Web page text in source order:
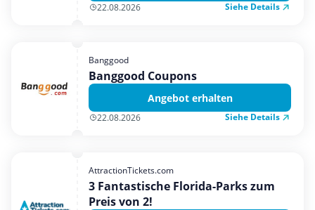
22.08.2026 Siehe Details
Banggood
Banggood Coupons
Angebot erhalten
22.08.2026 Siehe Details
AttractionTickets.com
3 Fantastische Florida-Parks zum
Preis von 2!